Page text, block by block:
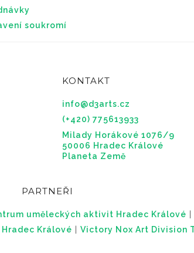
soukromí
KONTAKT
info@d3arts.cz
(+420) 775613933
Milady Horákové 1076/9
50006 Hradec Králové
Planeta Země
PARTNEŘI
uměleckých aktivit Hradec Králové
Králové Victory Nox Art Division